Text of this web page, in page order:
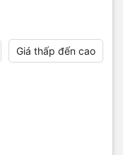
Giá thấp đến cao